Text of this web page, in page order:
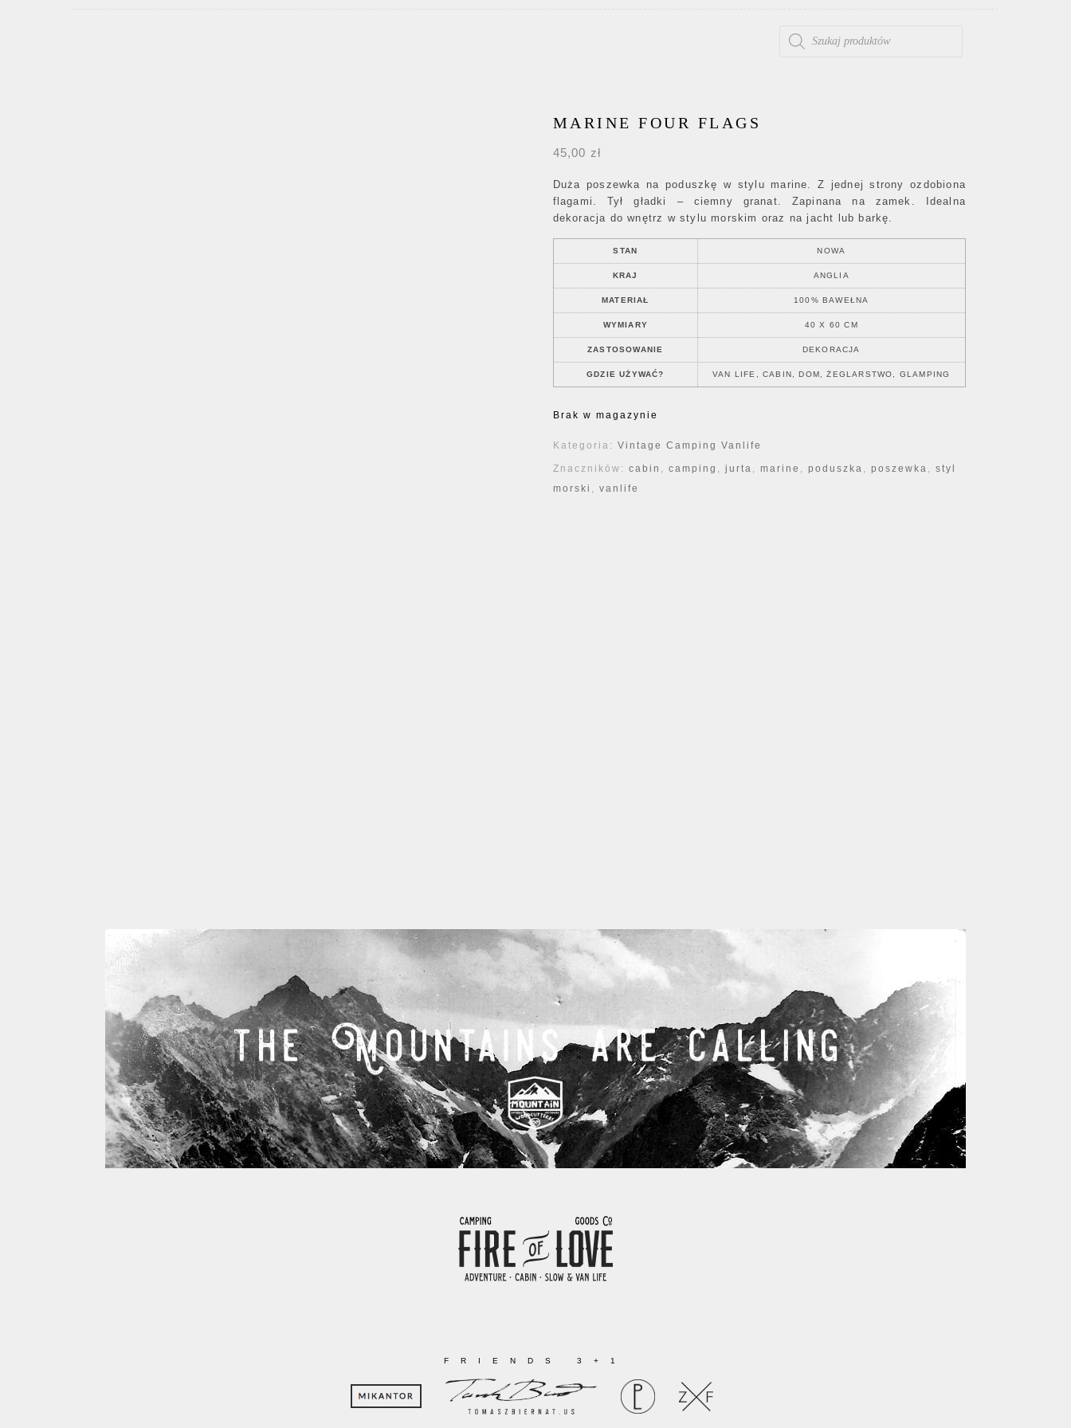
MARINE FOUR FLAGS
45,00 zł
Duża poszewka na poduszkę w stylu marine. Z jednej strony ozdobiona
flagami. Tył gładki – ciemny granat. Zapinana na zamek. Idealna
dekoracja do wnętrz w stylu morskim oraz na jacht lub barkę.
STAN NOWA
KRAJ ANGLIA
MATERIAŁ 100% BAWEŁNA
WYMIARY 40 X 60 CM
ZASTOSOWANIE DEKORACJA
GDZIE UŻYWAĆ? VAN LIFE, CABIN, DOM, ŻEGLARSTWO, GLAMPING
Brak w magazynie
Kategoria: Vintage Camping Vanlife
Znaczników: cabin , camping , jurta , marine , poduszka , poszewka , styl
morski , vanlife
FRIENDS 3+1